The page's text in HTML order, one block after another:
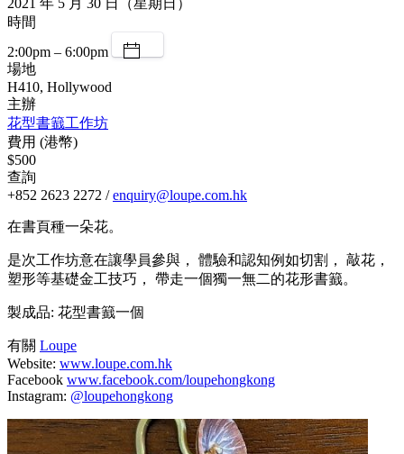
2021 年 5 月 30 日（星期日）
時間
2:00pm – 6:00pm
場地
H410, Hollywood
主辦
花型書籖工作坊
費用 (港幣)
$500
查詢
+852 2623 2272 /enquiry@loupe.com.hk
在書頁種一朵花。
是次工作坊意在讓學員參與， 體驗和認知例如切割， 敲花，
塑形等基礎金工技巧， 帶走一個獨一無二的花形書籖。
製成品: 花型書籖一個
有關 Loupe
Website: www.loupe.com.hk
Facebook www.facebook.com/loupehongkong
Instagram: @loupehongkong